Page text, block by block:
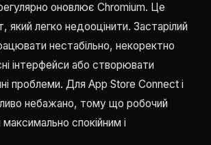
оновлює Chromium. Це
легко недооцінити. Застарілий
нестабільно, некоректно
інтерфейси або створювати
проблеми. Для App Store Connect і
небажано, тому що робочий
спокійним і